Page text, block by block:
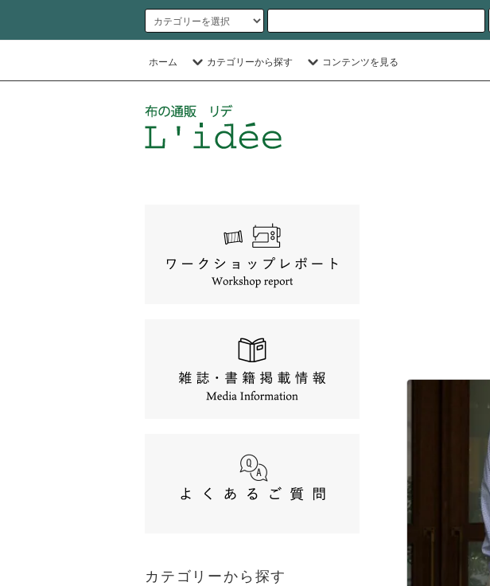
ホーム カテゴリーから探す コンテンツを見る
カテゴリーから探す